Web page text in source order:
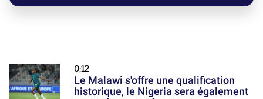
0:12
Le Malawi s'offre une qualification
historique, le Nigeria sera également